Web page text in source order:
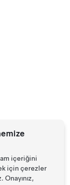
içeriğini
için çerezler